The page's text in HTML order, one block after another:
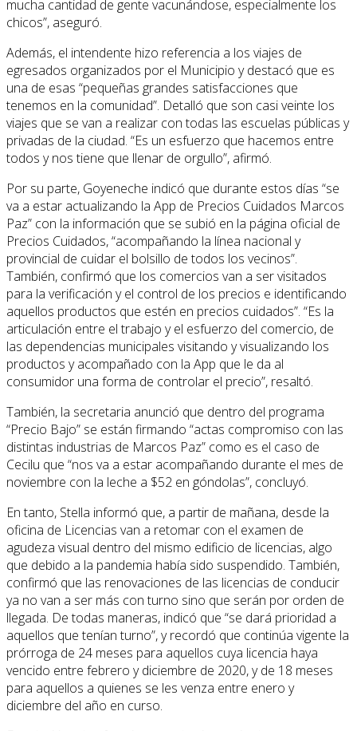
mucha cantidad de gente vacunándose, especialmente los
chicos”, aseguró.
Además, el intendente hizo referencia a los viajes de
egresados organizados por el Municipio y destacó que es
una de esas “pequeñas grandes satisfacciones que
tenemos en la comunidad”. Detalló que son casi veinte los
viajes que se van a realizar con todas las escuelas públicas y
privadas de la ciudad. “Es un esfuerzo que hacemos entre
todos y nos tiene que llenar de orgullo”, afirmó.
Por su parte, Goyeneche indicó que durante estos días “se
va a estar actualizando la App de Precios Cuidados Marcos
Paz” con la información que se subió en la página oficial de
Precios Cuidados, “acompañando la línea nacional y
provincial de cuidar el bolsillo de todos los vecinos”.
También, confirmó que los comercios van a ser visitados
para la verificación y el control de los precios e identificando
aquellos productos que estén en precios cuidados”. “Es la
articulación entre el trabajo y el esfuerzo del comercio, de
las dependencias municipales visitando y visualizando los
productos y acompañado con la App que le da al
consumidor una forma de controlar el precio”, resaltó.
También, la secretaria anunció que dentro del programa
“Precio Bajo” se están firmando “actas compromiso con las
distintas industrias de Marcos Paz” como es el caso de
Cecilu que “nos va a estar acompañando durante el mes de
noviembre con la leche a $52 en góndolas”, concluyó.
En tanto, Stella informó que, a partir de mañana, desde la
oficina de Licencias van a retomar con el examen de
agudeza visual dentro del mismo edificio de licencias, algo
que debido a la pandemia había sido suspendido. También,
confirmó que las renovaciones de las licencias de conducir
ya no van a ser más con turno sino que serán por orden de
llegada. De todas maneras, indicó que “se dará prioridad a
aquellos que tenían turno”, y recordó que continúa vigente la
prórroga de 24 meses para aquellos cuya licencia haya
vencido entre febrero y diciembre de 2020, y de 18 meses
para aquellos a quienes se les venza entre enero y
diciembre del año en curso.